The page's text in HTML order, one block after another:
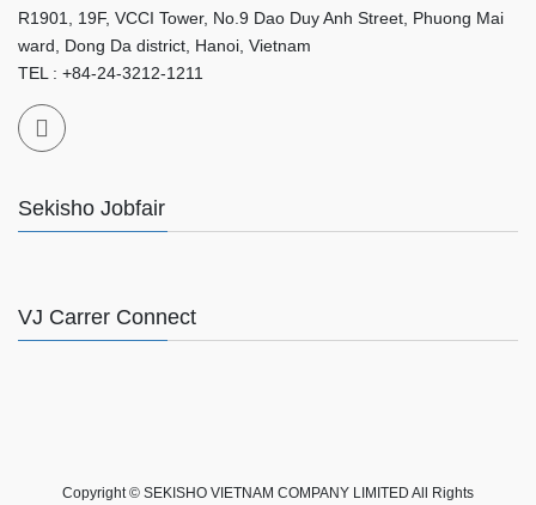
R1901, 19F, VCCI Tower, No.9 Dao Duy Anh Street, Phuong Mai
ward, Dong Da district, Hanoi, Vietnam
TEL : +84-24-3212-1211
Sekisho Jobfair
VJ Carrer Connect
Copyright © SEKISHO VIETNAM COMPANY LIMITED All Rights